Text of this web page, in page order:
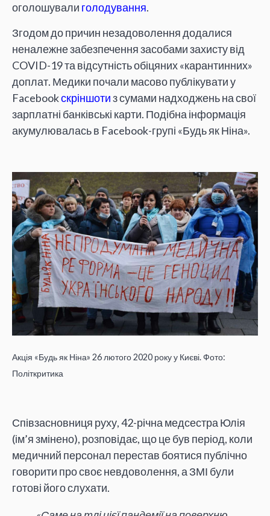
оголошували голодування.
Згодом до причин незадоволення додалися
неналежне забезпечення засобами захисту від
COVID-19 та відсутність обіцяних «карантинних»
доплат. Медики почали масово публікувати у
Facebookскріншотиз сумами надходжень на свої
зарплатні банківські карти. Подібна інформація
акумулювалась в Facebook-групі «Будь як Ніна».
Акція «Будь як Ніна» 26 лютого 2020 року у Києві. Фото:
Політкритика
Співзасновниця руху, 42-річна медсестра Юлія
(ім’я змінено), розповідає, що це був період, коли
медичний персонал перестав боятися публічно
говорити про своє невдоволення, а ЗМІ були
готові його слухати.